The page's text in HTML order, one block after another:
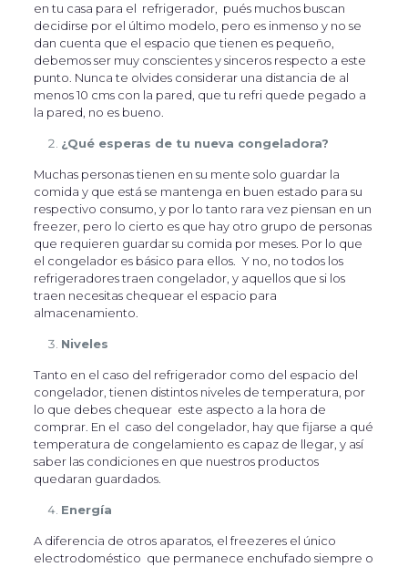
en tu casa para el refrigerador, pués muchos buscan
decidirse por el último modelo, pero es inmenso y no se
dan cuenta que el espacio que tienen es pequeño,
debemos ser muy conscientes y sinceros respecto a este
punto. Nunca te olvides considerar una distancia de al
menos 10 cms con la pared, que tu refri quede pegado a
la pared, no es bueno.
¿Qué esperas de tu nueva congeladora?
Muchas personas tienen en su mente solo guardar la
comida y que está se mantenga en buen estado para su
respectivo consumo, y por lo tanto rara vez piensan en un
freezer, pero lo cierto es que hay otro grupo de personas
que requieren guardar su comida por meses. Por lo que
el congelador es básico para ellos. Y no, no todos los
refrigeradores traen congelador, y aquellos que si los
traen necesitas chequear el espacio para
almacenamiento.
Niveles
Tanto en el caso del refrigerador como del espacio del
congelador, tienen distintos niveles de temperatura, por
lo que debes chequear este aspecto a la hora de
comprar. En el caso del congelador, hay que fijarse a qué
temperatura de congelamiento es capaz de llegar, y así
saber las condiciones en que nuestros productos
quedaran guardados.
Energía
A diferencia de otros aparatos, el freezeres el único
electrodoméstico que permanece enchufado siempre o